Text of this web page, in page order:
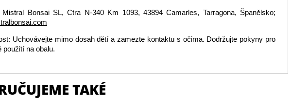
Mistral Bonsai SL, Ctra N-340 Km 1093, 43894 Camarles, Tarragona, Španělsko;
Uchovávejte mimo dosah dětí a zamezte kontaktu s očima. Dodržujte pokyny pro
použití na obalu.
TAKÉ